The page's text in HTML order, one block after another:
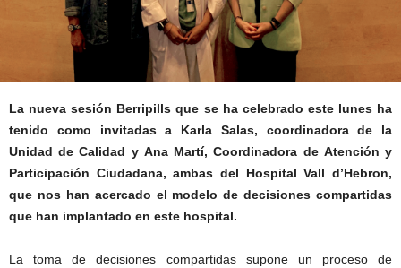
La nueva sesión Berripills que se ha celebrado este lunes ha
tenido como invitadas a Karla Salas, coordinadora de la
Unidad de Calidad y Ana Martí, Coordinadora de Atención y
Participación Ciudadana, ambas del Hospital Vall d’Hebron,
que nos han acercado el modelo de decisiones compartidas
que han implantado en este hospital.
La toma de decisiones compartidas supone un proceso de